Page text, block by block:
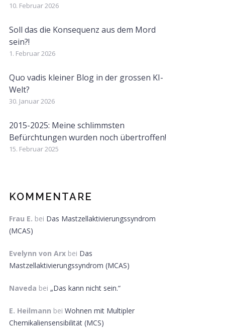
10. Februar 2026
Soll das die Konsequenz aus dem Mord
sein?!
1. Februar 2026
Quo vadis kleiner Blog in der grossen KI-
Welt?
30. Januar 2026
2015-2025: Meine schlimmsten
Befürchtungen wurden noch übertroffen!
15. Februar 2025
KOMMENTARE
Frau E. bei Das Mastzellaktivierungssyndrom
(MCAS)
Evelynn von Arx bei Das
Mastzellaktivierungssyndrom (MCAS)
Naveda bei „Das kann nicht sein.“
E. Heilmann bei Wohnen mit Multipler
Chemikaliensensibilität (MCS)